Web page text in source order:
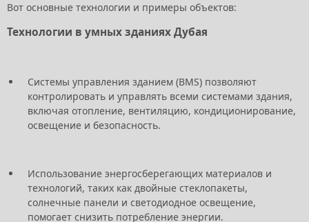
Вот основные технологии и примеры объектов:
Технологии в умных зданиях Дубая
Системы управления зданием (BMS) позволяют
контролировать и управлять всеми системами здания,
включая отопление, вентиляцию, кондиционирование,
освещение и безопасность.
Использование энергосберегающих материалов и
технологий, таких как двойные стеклопакеты,
солнечные панели и светодиодное освещение,
помогает снизить потребление энергии.